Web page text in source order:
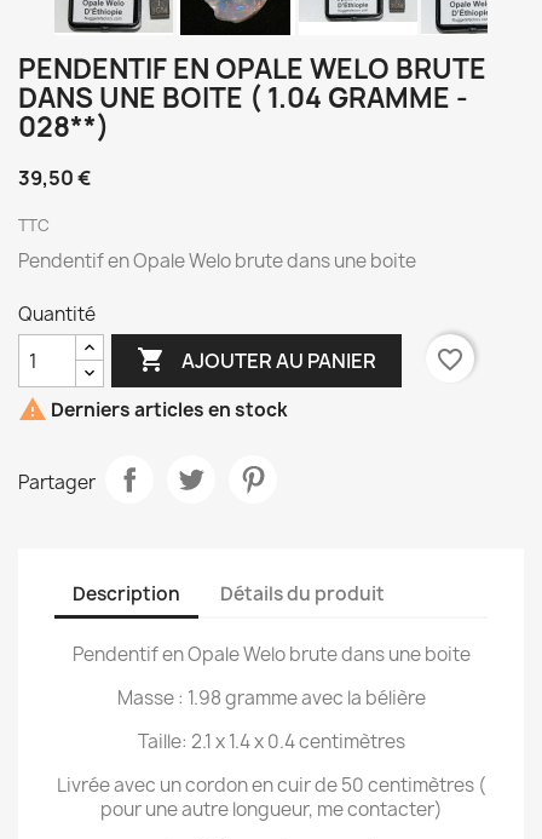
PENDENTIF EN OPALE WELO BRUTE
DANS UNE BOITE ( 1.04 GRAMME -
028**)
39,50 €
TTC
Pendentif en Opale Welo brute dans une boite
Quantité
 AJOUTER AU PANIER
favorite_border
 Derniers articles en stock
Partager
Description Détails du produit
Pendentif en Opale Welo brute dans une boite
Masse : 1.98 gramme avec la bélière
Taille: 2.1 x 1.4 x 0.4 centimètres
Livrée avec un cordon en cuir de 50 centimètres (
pour une autre longueur, me contacter)